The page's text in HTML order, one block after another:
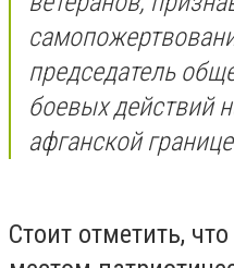
председатель
боевых действий
афганской
Стоит отметить,